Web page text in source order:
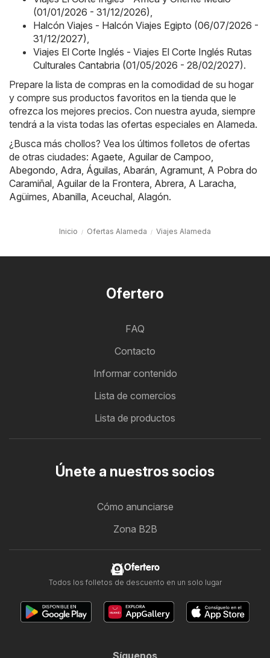
(01/01/2026 - 31/12/2026),
Halcón Viajes - Halcón Viajes Egipto (06/07/2026 -
31/12/2027),
Viajes El Corte Inglés - Viajes El Corte Inglés Rutas
Culturales Cantabria (01/05/2026 - 28/02/2027).
Prepare la lista de compras en la comodidad de su hogar
y compre sus productos favoritos en la tienda que le
ofrezca los mejores precios. Con nuestra ayuda, siempre
tendrá a la vista todas las ofertas especiales en Alameda.
¿Busca más chollos? Vea los últimos folletos de ofertas
de otras ciudades: Agaete, Aguilar de Campoo,
Abegondo, Adra, Águilas, Abarán, Agramunt, A Pobra do
Caramiñal, Aguilar de la Frontera, Abrera, A Laracha,
Agüimes, Abanilla, Aceuchal, Alagón.
Inicio Ofertas Alameda Viajes Alameda
Ofertero
FAQ
Contacto
Informar contenido
Lista de comercios
Lista de productos
Únete a nuestros socios
Cómo anunciarse
Zona B2B
Ofertero
Todos los folletos de descuento en un solo lugar